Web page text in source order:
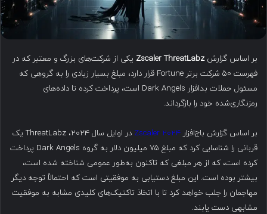
بر اساس گزارشZscaler ThreatLabz یکی از شرکت‌های بزرگ و معتبر که در
فهرست ۵۰ شرکت برتر Fortune قرار دارد، مبلغ بسیار زیادی را به گروهی که
مسئول حملات بدافزار Dark Angels است، پرداخت کرده تا داده‌های
رمزنگاری‌شده خود را بازگرداند.
بر اساس گزارش باج‌افزار ۲۰۲۴ Zscaler
در اوایل سال ۲۰۲۴، ThreatLabz یک
قربانی را شناسایی کرد که مبلغ ۷۵ میلیون دلار به گروه Dark Angels پرداخت
کرده است، که از هر مبلغی که تاکنون به‌طور عمومی شناخته شده است،
بیشتر بوده است. این مبلغ دستیابی به موفقیتی است که احتمالاً توجه دیگر
مهاجمان را جلب خواهد کرد تا با اتخاذ تاکتیک‌های کلیدی مشابه به موفقیت
مشابهی دست یابند.